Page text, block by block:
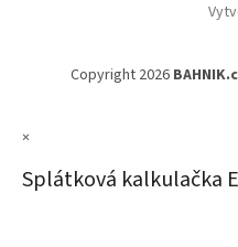
Copyright 2026
×
Splátková kalkulačka